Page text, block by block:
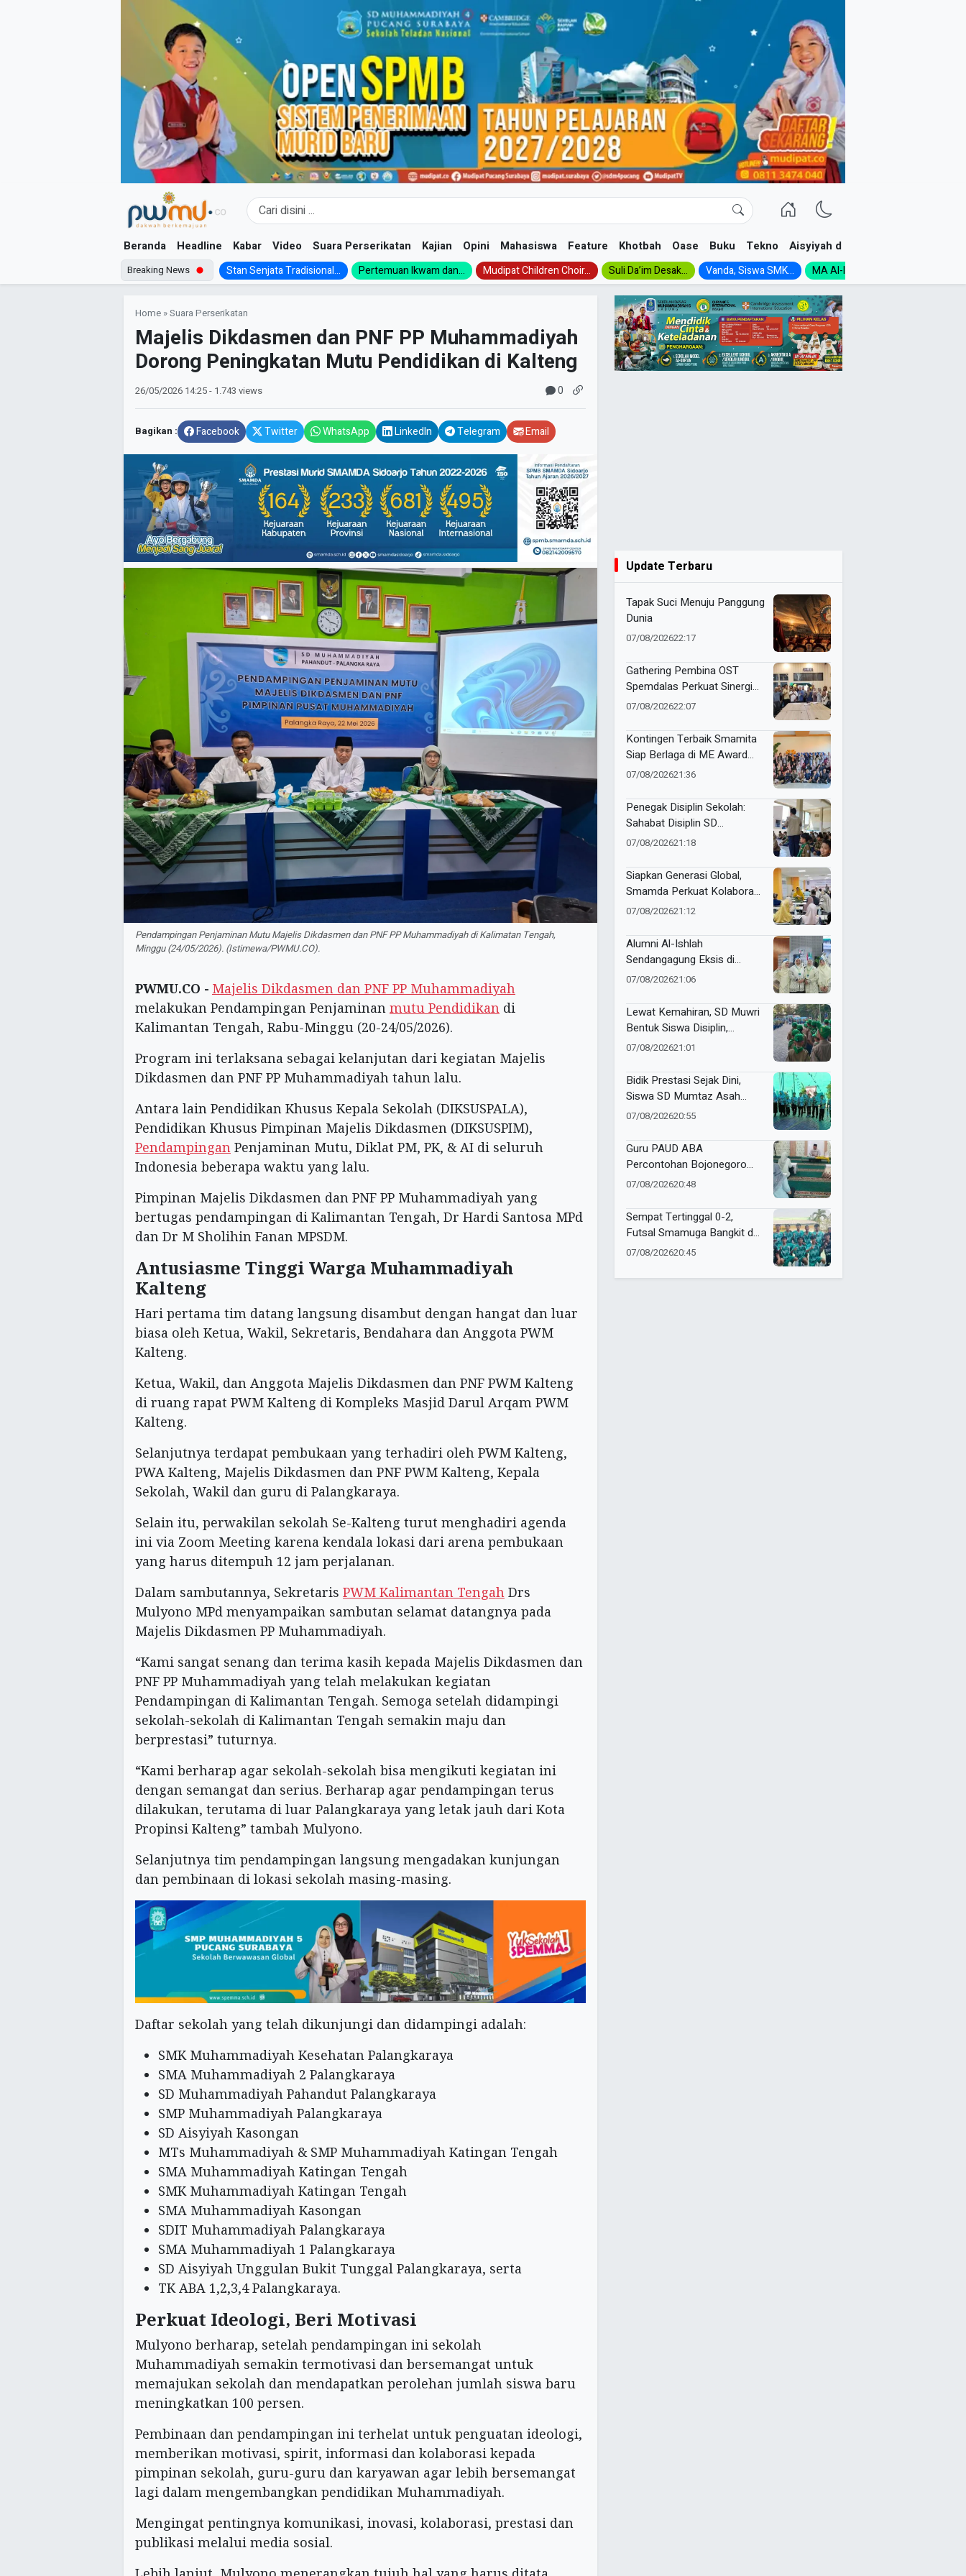
Beranda Headline Kabar Video Suara Perserikatan Kajian Opini Mahasiswa Feature Khotbah Oase Buku Tekno Aisyiyah dan NA
Breaking News Stan Senjata Tradisional... Pertemuan Ikwam dan... Mudipat Children Choir... Suli Da’im Desak... Vanda, Siswa SMK... MA Al-Ishlah Gelar...
Home »Suara Perserikatan
Majelis Dikdasmen dan PNF PP Muhammadiyah
Dorong Peningkatan Mutu Pendidikan di Kalteng
26/05/2026 14:25- 1.743 views 0
Bagikan : Facebook Twitter WhatsApp LinkedIn Telegram Email
Pendampingan Penjaminan Mutu Majelis Dikdasmen dan PNF PP Muhammadiyah di Kalimatan Tengah,
Minggu (24/05/2026). (Istimewa/PWMU.CO).
PWMU.CO - Majelis Dikdasmen dan PNF PP Muhammadiyah
melakukan Pendampingan Penjaminan mutu Pendidikan di
Kalimantan Tengah, Rabu-Minggu (20-24/05/2026).
Program ini terlaksana sebagai kelanjutan dari kegiatan Majelis
Dikdasmen dan PNF PP Muhammadiyah tahun lalu.
Antara lain Pendidikan Khusus Kepala Sekolah (DIKSUSPALA),
Pendidikan Khusus Pimpinan Majelis Dikdasmen (DIKSUSPIM),
Pendampingan Penjaminan Mutu, Diklat PM, PK, & AI di seluruh
Indonesia beberapa waktu yang lalu.
Pimpinan Majelis Dikdasmen dan PNF PP Muhammadiyah yang
bertugas pendampingan di Kalimantan Tengah, Dr Hardi Santosa MPd
dan Dr M Sholihin Fanan MPSDM.
Antusiasme Tinggi Warga Muhammadiyah
Kalteng
Hari pertama tim datang langsung disambut dengan hangat dan luar
biasa oleh Ketua, Wakil, Sekretaris, Bendahara dan Anggota PWM
Kalteng.
Ketua, Wakil, dan Anggota Majelis Dikdasmen dan PNF PWM Kalteng
di ruang rapat PWM Kalteng di Kompleks Masjid Darul Arqam PWM
Kalteng.
Selanjutnya terdapat pembukaan yang terhadiri oleh PWM Kalteng,
PWA Kalteng, Majelis Dikdasmen dan PNF PWM Kalteng, Kepala
Sekolah, Wakil dan guru di Palangkaraya.
Selain itu, perwakilan sekolah Se-Kalteng turut menghadiri agenda
ini via Zoom Meeting karena kendala lokasi dari arena pembukaan
yang harus ditempuh 12 jam perjalanan.
Dalam sambutannya, Sekretaris PWM Kalimantan Tengah Drs
Mulyono MPd menyampaikan sambutan selamat datangnya pada
Majelis Dikdasmen PP Muhammadiyah.
“Kami sangat senang dan terima kasih kepada Majelis Dikdasmen dan
PNF PP Muhammadiyah yang telah melakukan kegiatan
Pendampingan di Kalimantan Tengah. Semoga setelah didampingi
sekolah-sekolah di Kalimantan Tengah semakin maju dan
berprestasi” tuturnya.
“Kami berharap agar sekolah-sekolah bisa mengikuti kegiatan ini
dengan semangat dan serius. Berharap agar pendampingan terus
dilakukan, terutama di luar Palangkaraya yang letak jauh dari Kota
Propinsi Kalteng” tambah Mulyono.
Selanjutnya tim pendampingan langsung mengadakan kunjungan
dan pembinaan di lokasi sekolah masing-masing.
Daftar sekolah yang telah dikunjungi dan didampingi adalah:
SMK Muhammadiyah Kesehatan Palangkaraya
SMA Muhammadiyah 2 Palangkaraya
SD Muhammadiyah Pahandut Palangkaraya
SMP Muhammadiyah Palangkaraya
SD Aisyiyah Kasongan
MTs Muhammadiyah & SMP Muhammadiyah Katingan Tengah
SMA Muhammadiyah Katingan Tengah
SMK Muhammadiyah Katingan Tengah
SMA Muhammadiyah Kasongan
SDIT Muhammadiyah Palangkaraya
SMA Muhammadiyah 1 Palangkaraya
SD Aisyiyah Unggulan Bukit Tunggal Palangkaraya, serta
TK ABA 1,2,3,4 Palangkaraya.
Perkuat Ideologi, Beri Motivasi
Mulyono berharap, setelah pendampingan ini sekolah
Muhammadiyah semakin termotivasi dan bersemangat untuk
memajukan sekolah dan mendapatkan perolehan jumlah siswa baru
meningkatkan 100 persen.
Pembinaan dan pendampingan ini terhelat untuk penguatan ideologi,
memberikan motivasi, spirit, informasi dan kolaborasi kepada
pimpinan sekolah, guru-guru dan karyawan agar lebih bersemangat
lagi dalam mengembangkan pendidikan Muhammadiyah.
Mengingat pentingnya komunikasi, inovasi, kolaborasi, prestasi dan
publikasi melalui media sosial.
Update Terbaru
Tapak Suci Menuju Panggung
Dunia
07/08/202622:17
Gathering Pembina OST
Spemdalas Perkuat Sinergi
Pembinaan Karakter dan
07/08/202622:07
Kontingen Terbaik Smamita
Siap Berlaga di ME Award
2026
07/08/202621:36
Penegak Disiplin Sekolah:
Sahabat Disiplin SD
Almadany
07/08/202621:18
Siapkan Generasi Global,
Smamda Perkuat Kolaborasi
Bersama Wali Murid Kelas XI
07/08/202621:12
Alumni Al-Ishlah
Sendangagung Eksis di
Muktamar ke-15 Nasyiatul
07/08/202621:06
Lewat Kemahiran, SD Muwri
Bentuk Siswa Disiplin,
Mandiri, dan Bertanggung
07/08/202621:01
Bidik Prestasi Sejak Dini,
Siswa SD Mumtaz Asah
Fokus Lewat Talent Panahan
07/08/202620:55
Guru PAUD ABA
Percontohan Bojonegoro
Rutin Mengaji Setiap Hari
07/08/202620:48
Sempat Tertinggal 0-2,
Futsal Smamuga Bangkit dan
Menang Dramatis Lewat Adu
07/08/202620:45